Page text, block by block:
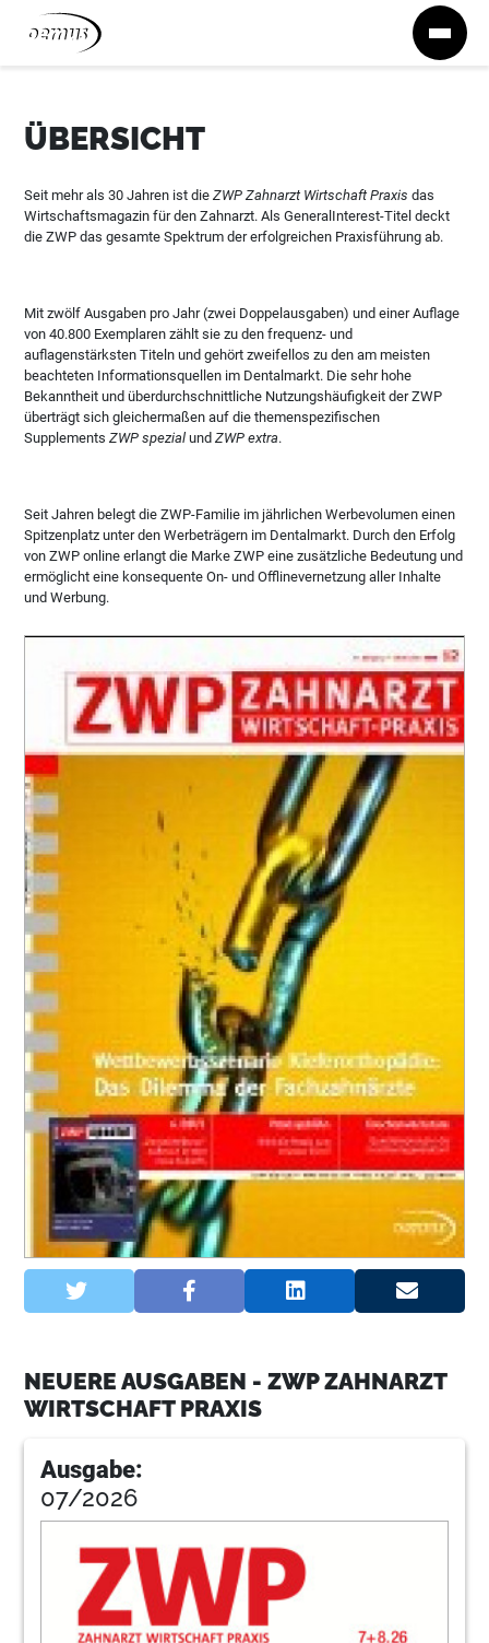
Zum Inhalt springen
ÜBERSICHT
Seit mehr als 30 Jahren ist dieZWP Zahnarzt Wirtschaft Praxis das
Wirtschaftsmagazin für den Zahnarzt. Als GeneralInterest-Titel deckt
die ZWP das gesamte Spektrum der erfolgreichen Praxisführung ab.
Mit zwölf Ausgaben pro Jahr (zwei Doppelausgaben) und einer Auflage
von 40.800 Exemplaren zählt sie zu den frequenz- und
auflagenstärksten Titeln und gehört zweifellos zu den am meisten
beachteten Informationsquellen im Dentalmarkt. Die sehr hohe
Bekanntheit und überdurchschnittliche Nutzungshäufigkeit der ZWP
überträgt sich gleichermaßen auf die themenspezifischen
SupplementsZWP spezial undZWP extra.
Seit Jahren belegt die ZWP-Familie im jährlichen Werbevolumen einen
Spitzenplatz unter den Werbeträgern im Dentalmarkt. Durch den Erfolg
von ZWP online erlangt die Marke ZWP eine zusätzliche Bedeutung und
ermöglicht eine konsequente On- und Offlinevernetzung aller Inhalte
und Werbung.
NEUERE AUSGABEN - ZWP ZAHNARZT
WIRTSCHAFT PRAXIS
Ausgabe:
07/2026